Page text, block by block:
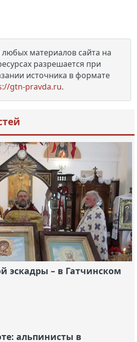
материалов сайта на
разрешается при
источника в формате
gtn-pravda.ru.
эскадры – в Гатчинском
альпинисты в